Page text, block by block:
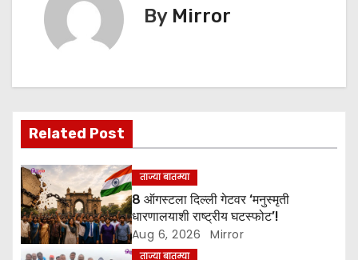
v
i
g
a
t
i
By Mirror
Related Post
ताज्या बातम्या
8 ऑगस्टला दिल्ली गेटवर ‘मनुस्मृती
धारणालयाशी राष्ट्रीय घटस्फोट’!
Aug 6, 2026 Mirror
ताज्या बातम्या